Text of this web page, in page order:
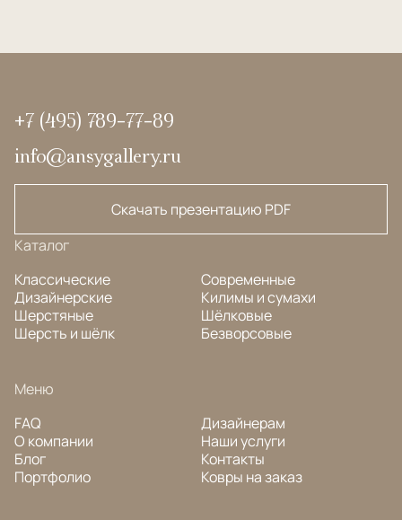
+7 (495) 789-77-89
info@ansygallery.ru
Скачать презентацию PDF
Каталог
Классические
Дизайнерские
Шерстяные
Шерсть и шёлк
Современные
Килимы и сумахи
Шёлковые
Безворсовые
Меню
FAQ
О компании
Блог
Портфолио
Дизайнерам
Наши услуги
Контакты
Ковры на заказ